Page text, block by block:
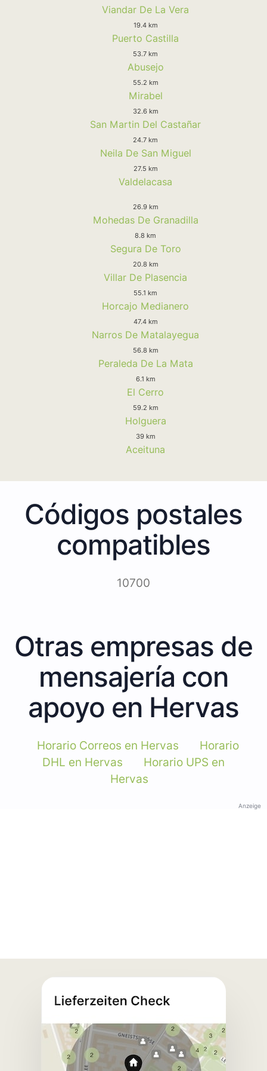
Viandar De La Vera
19.4 km
Puerto Castilla
53.7 km
Abusejo
55.2 km
Mirabel
32.6 km
San Martin Del Castañar
24.7 km
Neila De San Miguel
27.5 km
Valdelacasa
26.9 km
Mohedas De Granadilla
8.8 km
Segura De Toro
20.8 km
Villar De Plasencia
55.1 km
Horcajo Medianero
47.4 km
Narros De Matalayegua
56.8 km
Peraleda De La Mata
6.1 km
El Cerro
59.2 km
Holguera
39 km
Aceituna
Códigos postales
compatibles
10700
Otras empresas de
mensajería con
apoyo en Hervas
Horario Correos en Hervas
Horario
DHL en Hervas
Horario UPS en
Hervas
Anzeige